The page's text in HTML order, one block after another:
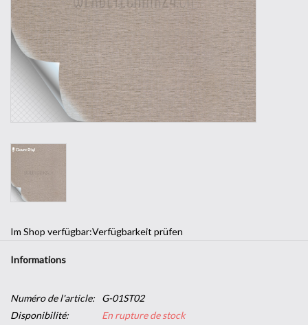
Im Shop verfügbar:Verfügbarkeit prüfen
Informations
Numéro de l'article:
G-01ST02
Disponibilité:
En rupture de stock